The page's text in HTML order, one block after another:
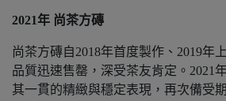
2021年 尚茶方磚
尚茶方磚自2018年首度製作、2019年
品質迅速售罄，深受茶友肯定。2021
其一貫的精緻與穩定表現，再次備受